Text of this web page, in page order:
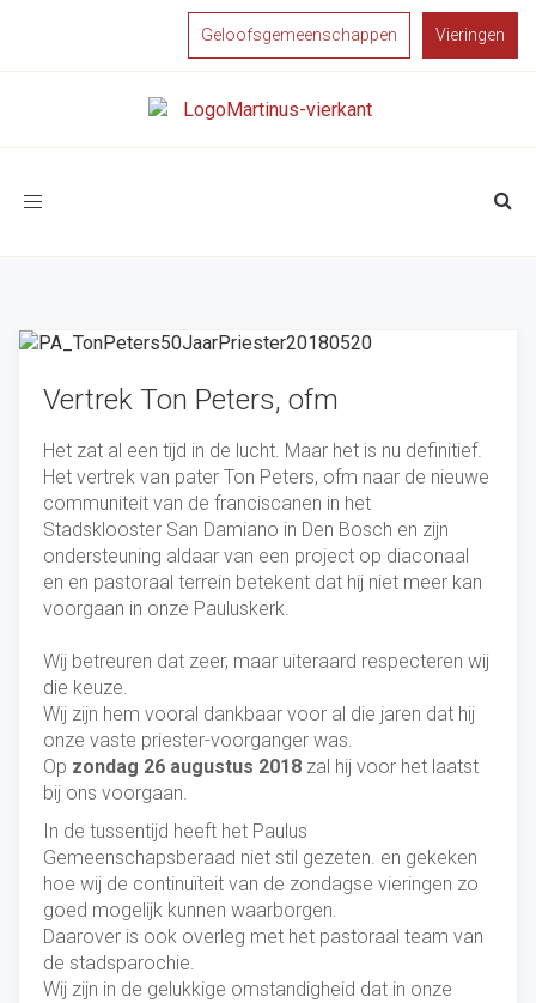
Geloofsgemeenschappen Vieringen
Toggle
Vertrek Ton Peters, ofm
Het zat al een tijd in de lucht. Maar het is nu definitief.
Het vertrek van pater Ton Peters, ofm naar de nieuwe
communiteit van de franciscanen in het
Stadsklooster San Damiano in Den Bosch en zijn
ondersteuning aldaar van een project op diaconaal
en en pastoraal terrein betekent dat hij niet meer kan
voorgaan in onze Pauluskerk.
Wij betreuren dat zeer, maar uiteraard respecteren wij
die keuze.
Wij zijn hem vooral dankbaar voor al die jaren dat hij
onze vaste priester-voorganger was.
Op zondag 26 augustus 2018 zal hij voor het laatst
bij ons voorgaan.
In de tussentijd heeft het Paulus
Gemeenschapsberaad niet stil gezeten. en gekeken
hoe wij de continuïteit van de zondagse vieringen zo
goed mogelijk kunnen waarborgen.
Daarover is ook overleg met het pastoraal team van
de stadsparochie.
Wij zijn in de gelukkige omstandigheid dat in onze